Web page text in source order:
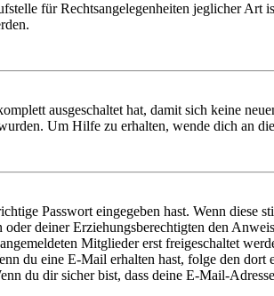
für Rechtsangelegenheiten jeglicher
ausgeschaltet hat, damit sich keine
Um Hilfe zu erhalten, wende dich an
Passwort eingegeben hast. Wenn diese
deiner Erziehungsberechtigten den
Mitglieder erst freigeschaltet
du eine E-Mail erhalten hast, folge den
du dir sicher bist, dass deine E-Mail-